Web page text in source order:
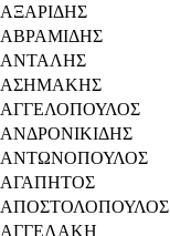
ΑΞΑΡΙΔΗΣ
ΑΒΡΑΜΙΔΗΣ
ΑΝΤΑΛΗΣ
ΑΣΗΜΑΚΗΣ
ΑΓΓΕΛΟΠΟΥΛΟΣ
ΑΝΔΡΟΝΙΚΙΔΗΣ
ΑΝΤΩΝΟΠΟΥΛΟΣ
ΑΓΑΠΗΤΟΣ
ΑΠΟΣΤΟΛΟΠΟΥΛΟΣ
ΑΓΓΕΛΑΚΗ